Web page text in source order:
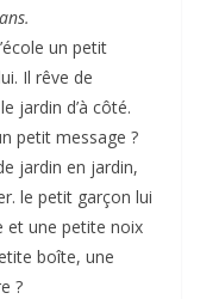
un petit
Il rêve de
jardin d’à côté.
petit message ?
jardin en jardin,
le petit garçon lui
et une petite noix
boîte, une
?